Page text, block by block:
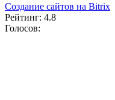
Создание сайтов на Bitrix
Рейтинг: 4.8
Голосов: